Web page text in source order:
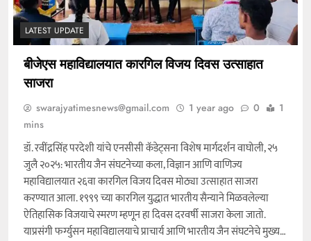
LATEST UPDATE
बीजेएस महाविद्यालयात कारगिल विजय दिवस उत्साहात
साजरा
swarajyatimesnews@gmail.com 1 year ago 0
1
mins
डॉ. रवींद्रसिंह परदेशी यांचे एनसीसी कॅडेट्सना विशेष मार्गदर्शन वाघोली, २५
जुलै २०२५: भारतीय जैन संघटनेच्या कला, विज्ञान आणि वाणिज्य
महाविद्यालयात २६वा कारगिल विजय दिवस मोठ्या उत्साहात साजरा
करण्यात आला. १९९९ च्या कारगिल युद्धात भारतीय सैन्याने मिळवलेल्या
ऐतिहासिक विजयाचे स्मरण म्हणून हा दिवस दरवर्षी साजरा केला जातो.
याप्रसंगी फर्ग्युसन महाविद्यालयाचे प्राचार्य आणि भारतीय जैन संघटनेचे मुख्य…